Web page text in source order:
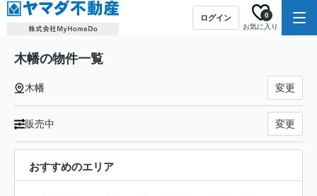
ログイン
お気に入り
0
木幡の物件一覧
木幡 変更
販売中 変更
おすすめのエリア